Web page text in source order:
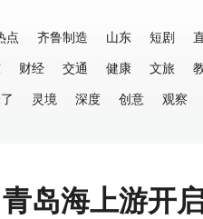
点 齐鲁制造 山东 短剧
财经 交通 健康 文旅
灵境 深度 创意 观察
岛海上游开